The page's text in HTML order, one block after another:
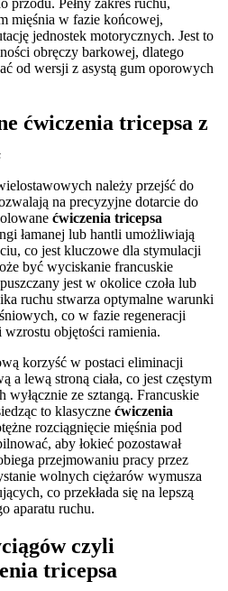
mięśnia w fazie końcowej,
jednostek motorycznych. Jest to
obręczy barkowej, dlatego
od wersji z asystą gum oporowych
ćwiczenia tricepsa z
należy przejść do
na precyzyjne dotarcie do
ćwiczenia tricepsa
łamanej lub hantli umożliwiają
co jest kluczowe dla stymulacji
być wyciskanie francuskie
jest w okolice czoła lub
ruchu stwarza optymalne warunki
co w fazie regeneracji
objętości ramienia.
korzyść w postaci eliminacji
a lewą stroną ciała, co jest częstym
wyłącznie ze sztangą. Francuskie
to klasyczne ćwiczenia
rozciągnięcie mięśnia pod
aby łokieć pozostawał
przejmowaniu pracy przez
wolnych ciężarów wymusza
co przekłada się na lepszą
aparatu ruchu.
czyli
tricepsa